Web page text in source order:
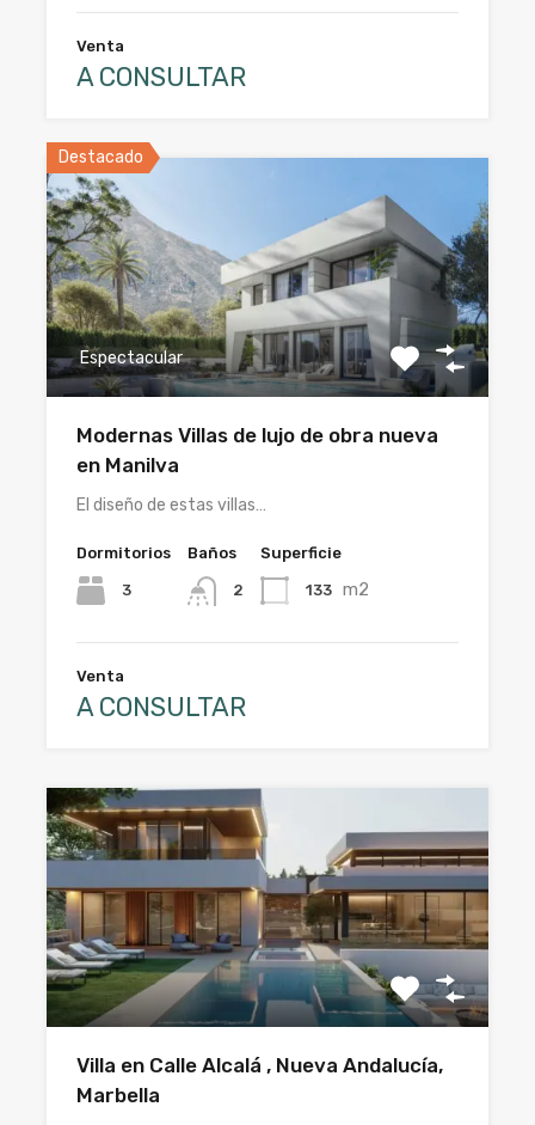
Venta
A CONSULTAR
Destacado
Espectacular
Modernas Villas de lujo de obra nueva
en Manilva
El diseño de estas villas…
Dormitorios
3
Baños
2
Superficie
133 m2
Venta
A CONSULTAR
Villa en Calle Alcalá , Nueva Andalucía,
Marbella